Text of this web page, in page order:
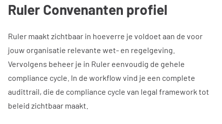
Ruler Convenanten profiel
Ruler maakt zichtbaar in hoeverre je voldoet aan de voor
jouw organisatie relevante wet- en regelgeving.
Vervolgens beheer je in Ruler eenvoudig de gehele
compliance cycle. In de workflow vind je een complete
audittrail, die de compliance cycle van legal framework tot
beleid zichtbaar maakt.